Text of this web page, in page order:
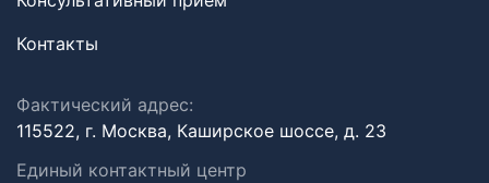
Контакты
Фактический адрес:
115522, г. Москва, Каширское шоссе, д. 23
Единый контактный центр